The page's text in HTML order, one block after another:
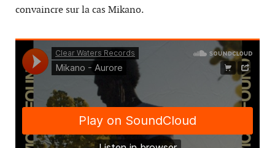
convaincre sur la cas Mikano.